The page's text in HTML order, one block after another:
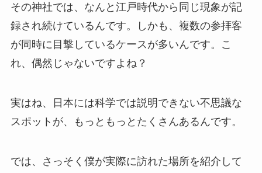
その神社では、なんと江戸時代から同じ現象が記
録され続けているんです。しかも、複数の参拝客
が同時に目撃しているケースが多いんです。こ
れ、偶然じゃないですよね？
実はね、日本には科学では説明できない不思議な
スポットが、もっともっとたくさんあるんです。
では、さっそく僕が実際に訪れた場所を紹介して